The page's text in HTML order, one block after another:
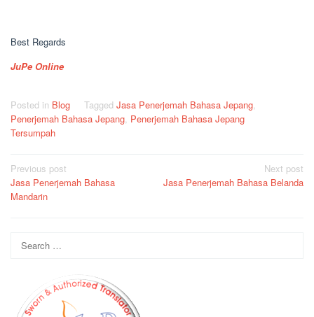
Best Regards
JuPe Online
Posted in Blog Tagged Jasa Penerjemah Bahasa Jepang,
Penerjemah Bahasa Jepang, Penerjemah Bahasa Jepang
Tersumpah
Post
navigation
Previous post
Jasa Penerjemah Bahasa
Mandarin
Next post
Jasa Penerjemah Bahasa Belanda
for: